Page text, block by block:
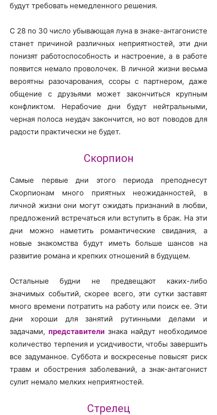
будут требовать немедленного решения.
С 28 по 30 число убывающая луна в знаке-антагонисте
станет причиной различных неприятностей, эти дни
понизят работоспособность и настроение, а в работе
появится немало проволочек. В личной жизни весьма
вероятны разочарования, ссоры с партнером, даже
общение с друзьями может закончиться крупным
конфликтом. Нерабочие дни будут нейтральными,
черная полоса неудач закончится, но вот поводов для
радости практически не будет.
Скорпион
Самые первые дни этого периода преподнесут
Скорпионам много приятных неожиданностей, в
личной жизни они могут ожидать признаний в любви,
предложений встречаться или вступить в брак. На эти
дни можно наметить романтические свидания, а
новые знакомства будут иметь больше шансов на
развитие романа и крепких отношений в будущем.
Остальные будни не предвещают каких-либо
значимых событий, скорее всего, эти сутки заставят
много времени потратить на работу или поиск ее. Эти
дни хороши для занятий рутинными делами и
задачами, представители знака найдут необходимое
количество терпения и усидчивости, чтобы завершить
все задуманное. Суббота и воскресенье повысят риск
травм и обострения заболеваний, а знак-антагонист
сулит немало мелких неприятностей.
Стрелец